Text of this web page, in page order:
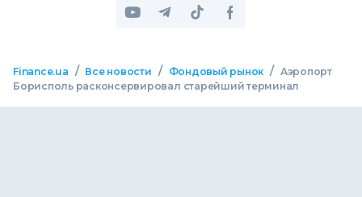
Finance.ua / Все новости / Фондовый рынок / Аэропорт
Борисполь расконсервировал старейший терминал